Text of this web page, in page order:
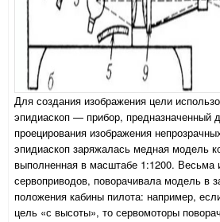
Для создания изображения цели
эпидиаскоп — прибор, предназначенный
проецирования изображения
эпидиаскоп заряжалась медная модель
выполненная в масштабе 1:1200. Весьма
сервоприводов, поворачивала модель в
положения кабины пилота: например,
цель «с высоты», то сервомоторы